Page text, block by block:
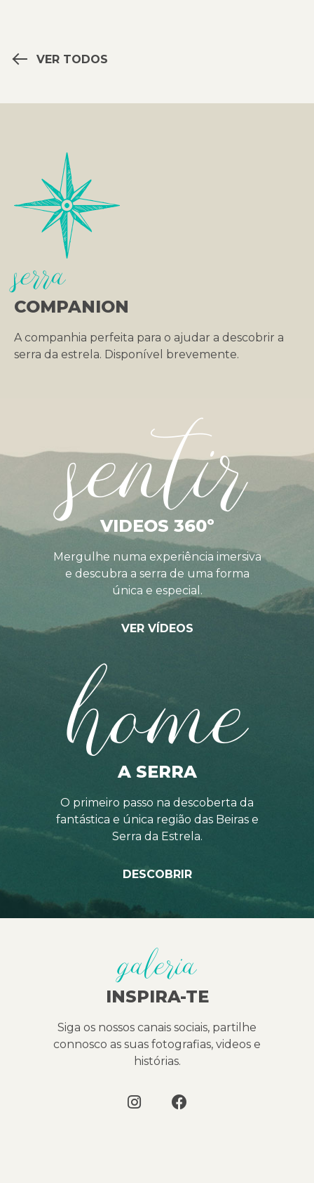
VER TODOS
serra
COMPANION
A companhia perfeita para o ajudar a descobrir a
serra da estrela. Disponível brevemente.
sentir
VIDEOS 360º
Mergulhe numa experiência imersiva
e descubra a serra de uma forma
única e especial.
VER VÍDEOS
home
A SERRA
O primeiro passo na descoberta da
fantástica e única região das Beiras e
Serra da Estrela.
DESCOBRIR
galeria
INSPIRA-TE
Siga os nossos canais sociais, partilhe
connosco as suas fotografias, videos e
histórias.